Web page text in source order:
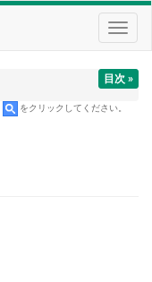
目次 »
をクリックしてください。